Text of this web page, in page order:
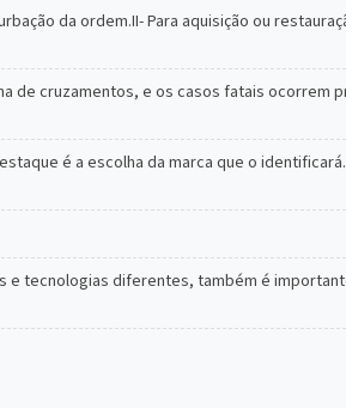
da ordem.II- Para aquisição ou
de cruzamentos, e os casos fatais ocorrem
é a escolha da marca que o
e tecnologias diferentes, também é